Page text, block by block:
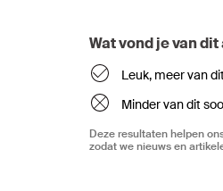
Wat vond je van
Leuk, meer van
Minder van dit
Deze resultaten helpen
zodat we nieuws en